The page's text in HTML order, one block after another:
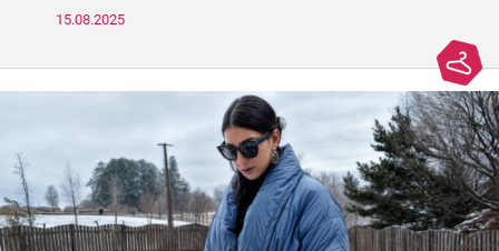
носить, а что нет
15.08.2025